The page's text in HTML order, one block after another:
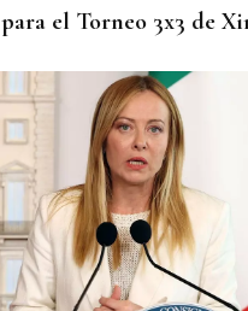
el Torneo 3x3 de